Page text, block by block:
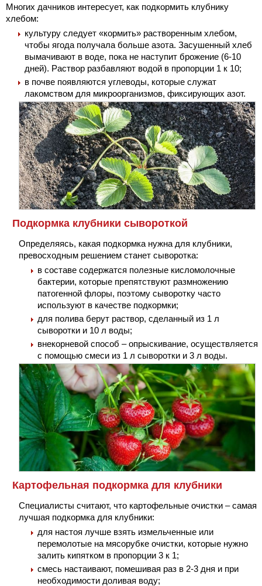
Многих дачников интересует, как подкормить клубнику
хлебом:
культуру следует «кормить» растворенным хлебом,
чтобы ягода получала больше азота. Засушенный хлеб
вымачивают в воде, пока не наступит брожение (6-10
дней). Раствор разбавляют водой в пропорции 1 к 10;
в почве появляются углеводы, которые служат
лакомством для микроорганизмов, фиксирующих азот.
Подкормка клубники сывороткой
Определяясь, какая подкормка нужна для клубники,
превосходным решением станет сыворотка:
в составе содержатся полезные кисломолочные
бактерии, которые препятствуют размножению
патогенной флоры, поэтому сыворотку часто
используют в качестве подкормки;
для полива берут раствор, сделанный из 1 л
сыворотки и 10 л воды;
внекорневой способ – опрыскивание, осуществляется
с помощью смеси из 1 л сыворотки и 3 л воды.
Картофельная подкормка для клубники
Специалисты считают, что картофельные очистки – самая
лучшая подкормка для клубники:
для настоя лучше взять измельченные или
перемолотые на мясорубке очистки, которые нужно
залить кипятком в пропорции 3 к 1;
смесь настаивают, помешивая раз в 2-3 дня и при
необходимости доливая воду;